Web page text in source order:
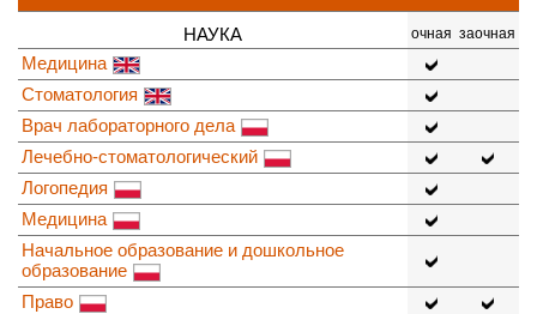
НАУКА очная заочная
Медицина
Стоматология
Врач лабораторного дела
Лечебно-стоматологический
Логопедия
Медицина
Начальное образование и дошкольное
образование
Право